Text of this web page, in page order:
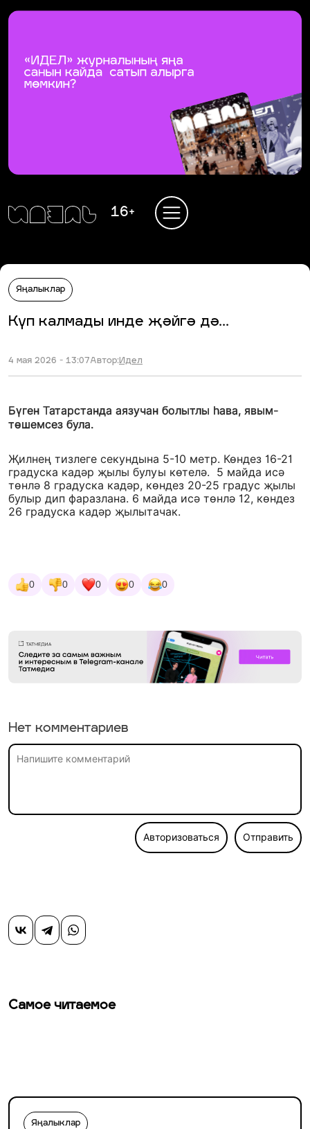
16+
Яңалыклар
Күп калмады инде җәйгә дә...
4 мая 2026 - 13:07Автор:Идел
Бүген Татарстанда аязучан болытлы һава, явым-
төшемсез була.
Җилнең тизлеге секундына 5-10 метр. Көндез 16-21
градуска кадәр җылы булуы көтелә. 5 майда исә
төнлә 8 градуска кадәр, көндез 20-25 градус җылы
булыр дип фаразлана. 6 майда исә төнлә 12, көндез
26 градуска кадәр җылытачак.
0 0 0 0 0
Нет комментариев
Авторизоваться Отправить
Самое читаемое
Яңалыклар